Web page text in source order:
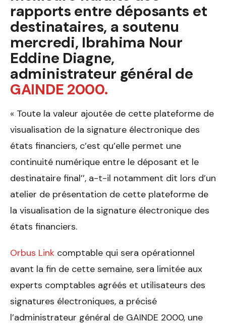
rapports entre déposants et
destinataires, a soutenu
mercredi, Ibrahima Nour
Eddine Diagne,
administrateur général de
GAINDE 2000.
« Toute la valeur ajoutée de cette plateforme de
visualisation de la signature électronique des
états financiers, c’est qu’elle permet une
continuité numérique entre le déposant et le
destinataire final’’, a-t-il notamment dit lors d’un
atelier de présentation de cette plateforme de
la visualisation de la signature électronique des
états financiers.
Orbus Link comptable qui sera opérationnel
avant la fin de cette semaine, sera limitée aux
experts comptables agréés et utilisateurs des
signatures électroniques, a précisé
l’administrateur général de GAINDE 2000, une